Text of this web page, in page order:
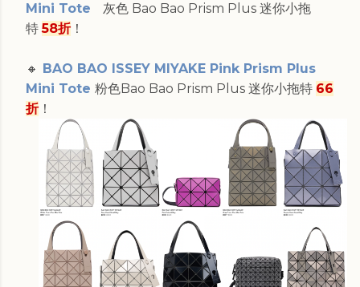
Mini Tote
灰色 Bao Bao Prism Plus 迷你小拖
特58折！
🔸
BAO BAO ISSEY MIYAKE Pink Prism Plus
Mini Tote 粉色Bao Bao Prism Plus 迷你小拖特 66
折！